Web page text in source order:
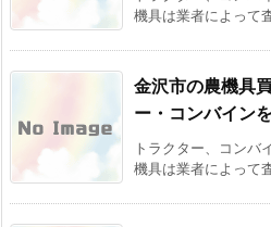
機具は業者によって
金沢市の農機具
ー・コンバイン
トラクター、コンバ
機具は業者によって